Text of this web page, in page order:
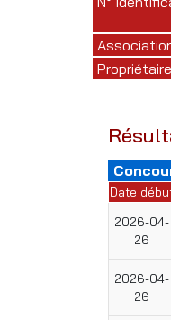
Propriétaire
Date
2026-04-
26
2026-04-
26